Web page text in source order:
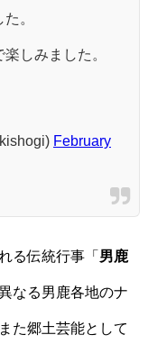
。
しみました。
February
る伝統行事「 男鹿
なる男鹿各地のナ
た郷土芸能として